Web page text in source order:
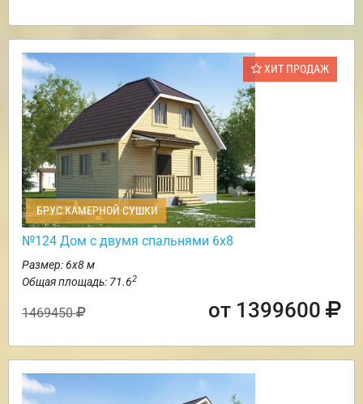
ХИТ ПРОДАЖ
БРУС КАМЕРНОЙ СУШКИ
№124 Дом с двумя спальнями 6х8
Размер: 6х8 м
Общая площадь: 71.62
1469450 от 1399600